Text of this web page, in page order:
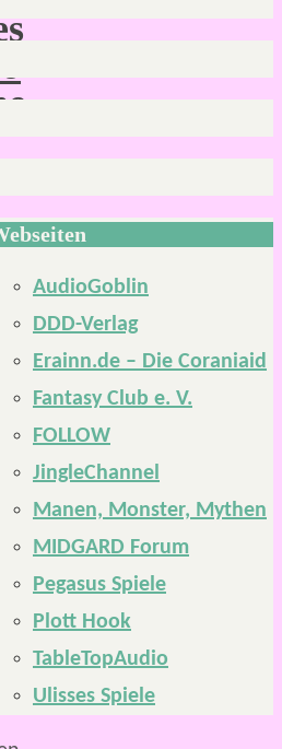
AudioGoblin
DDD-Verlag
Erainn.de – Die Coraniaid
Fantasy Club e. V.
FOLLOW
JingleChannel
Manen, Monster, Mythen
MIDGARD Forum
Pegasus Spiele
Plott Hook
TableTopAudio
Ulisses Spiele